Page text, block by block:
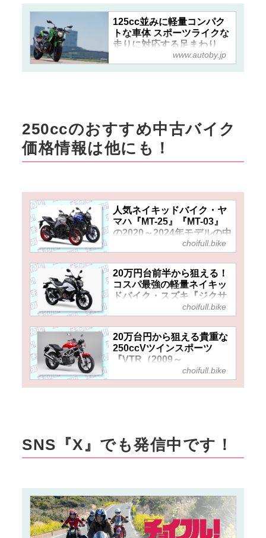
125cc並みに軽量コンパク
トな車体 スポーツライクな
走りに対応する足まわり
【KAWASAKI Z250SL
ABS】（2015年）
www.autoby.jp
250ccのおすすめ中古バイク
価格情報は他にも！
人気ネイキッドバイク・ヤ
マハ『MT-25』『MT-03』
の2020～2024年モデルの中
古車はいくらで買える？ 価
格的には大差ないから選ぶ
基準は好みと維持費？
choifull.bike
20万円台前半から狙える！
コスパ最強の軽量ネイキッ
ドバイク・スズキ『ジクサ
ー250』はバイクデビュー
におすすめ！
choifull.bike
20万台円から狙える貴重な
250ccVツインスポーツ
『VTR（2009～
2016）』！扱い易く頑丈で
中古で始めるエントリーバ
choifull.bike
SNS『X』でも発信中です！